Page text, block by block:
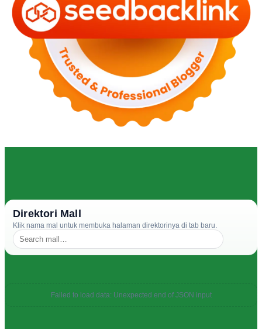
Direktori Mall
Klik nama mal untuk membuka halaman direktorinya di tab baru.
Failed to load data: Unexpected end of JSON input